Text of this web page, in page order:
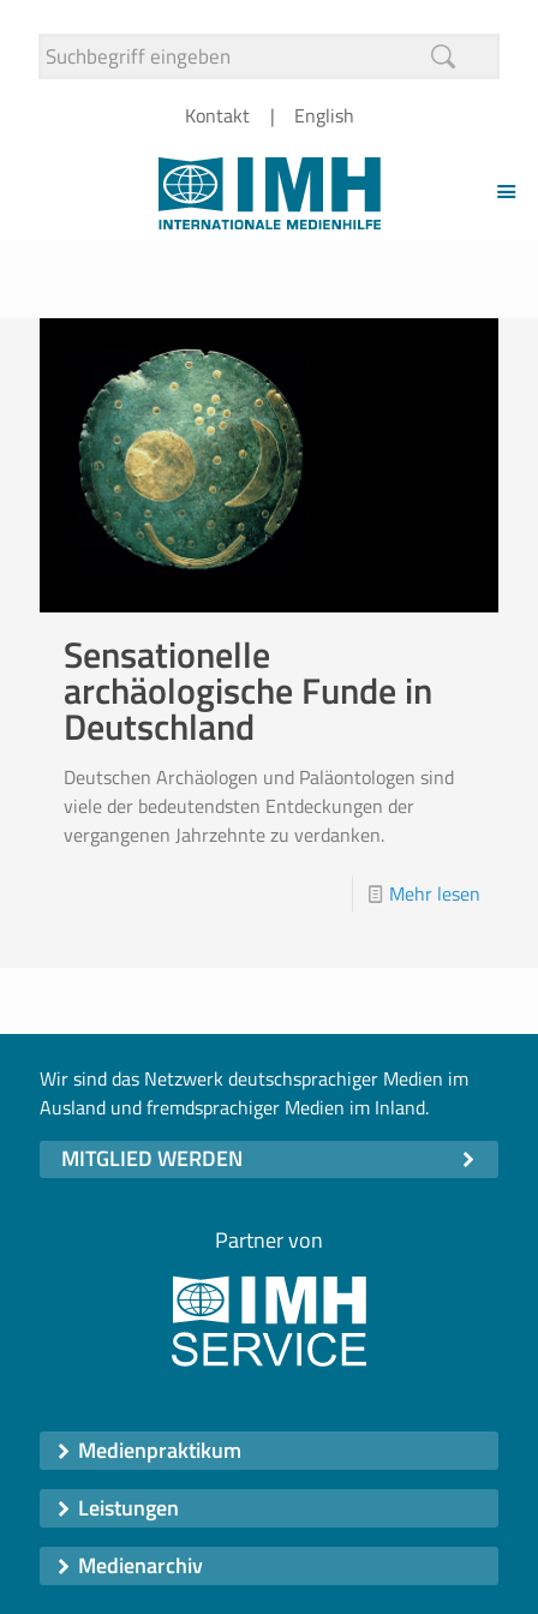
Kontakt English
Sensationelle
archäologische Funde in
Deutschland
Deutschen Archäologen und Paläontologen sind
viele der bedeutendsten Entdeckungen der
vergangenen Jahrzehnte zu verdanken.
Mehr lesen
Wir sind das Netzwerk deutschsprachiger Medien im
Ausland und fremdsprachiger Medien im Inland.
MITGLIED WERDEN
Partner von
Medienpraktikum
Leistungen
Medienarchiv